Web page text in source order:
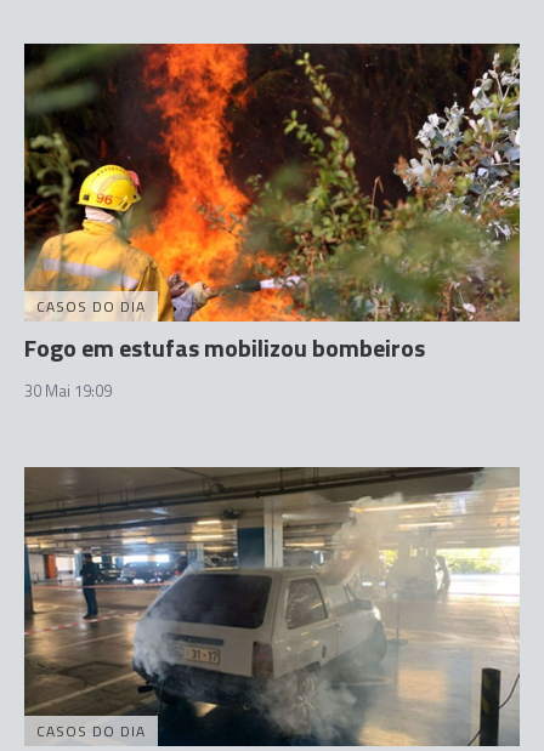
CASOS DO DIA
Fogo em estufas mobilizou bombeiros
30 Mai 19:09
CASOS DO DIA